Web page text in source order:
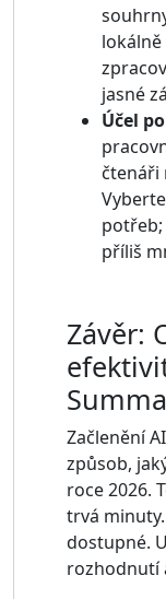
jasné
Účel
čtenáři
příliš
Závěr:
Začlenění
způsob,
roce 2026.
trvá
dostupné.
rozhodnutí